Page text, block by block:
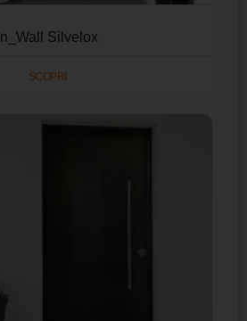
In_Wall Silvelox
SCOPRI